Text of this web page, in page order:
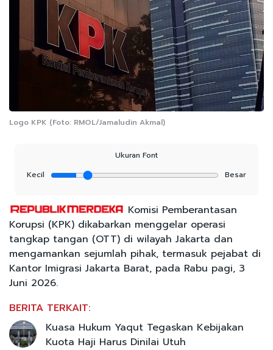
Logo KPK (Foto: RMOL/Jamaludin Akmal)
Ukuran Font
Kecil
Besar
Komisi Pemberantasan
Korupsi (KPK) dikabarkan menggelar operasi
tangkap tangan (OTT) di wilayah Jakarta dan
mengamankan sejumlah pihak, termasuk pejabat di
Kantor Imigrasi Jakarta Barat, pada Rabu pagi, 3
Juni 2026.
BERITA TERKAIT:
Kuasa Hukum Yaqut Tegaskan Kebijakan
Kuota Haji Harus Dinilai Utuh